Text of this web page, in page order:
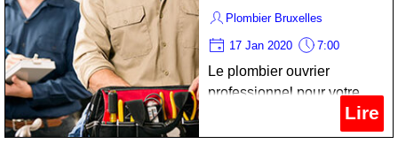
Plombier Bruxelles
17 Jan 2020 7:00
Le plombier ouvrier
professionnel pour votre
entretien convecteur de la
marque ferroli dans votre
Lire